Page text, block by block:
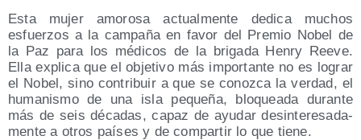
Esta mujer amo­ro­sa actual­men­te dedi­ca muchos
esfuer­zos a la cam­pa­ña en favor del Pre­mio Nobel de
la Paz para los médi­cos de la bri­ga­da Henry Reeve.
Ella expli­ca que el obje­ti­vo más impor­tan­te no es lograr
el Nobel, sino con­tri­buir a que se conoz­ca la ver­dad, el
huma­nis­mo de una isla peque­ña, blo­quea­da duran­te
más de seis déca­das, capaz de ayu­dar desin­te­re­sa­da­
men­te a otros paí­ses y de com­par­tir lo que tiene.